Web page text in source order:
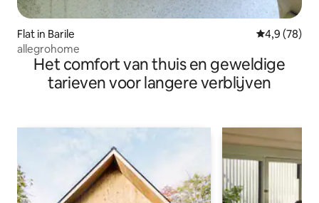
Flat in Barile Gemiddelde
4,9 (78)
allegrohome
Het comfort van thuis en geweldige
tarieven voor langere verblijven